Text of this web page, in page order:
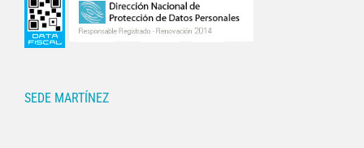
SEDE MARTÍNEZ